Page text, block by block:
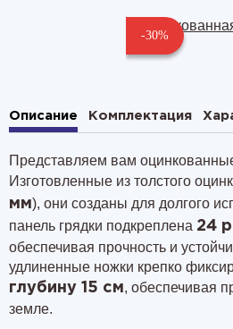
-30%
Описание Комплектация
Представляем вам
Изготовленные из толстого
мм), они созданы для долгого
панель грядки подкреплена 24
обеспечивая прочность и
удлиненные ножки крепко
глубину 15 см, обеспечивая
земле.